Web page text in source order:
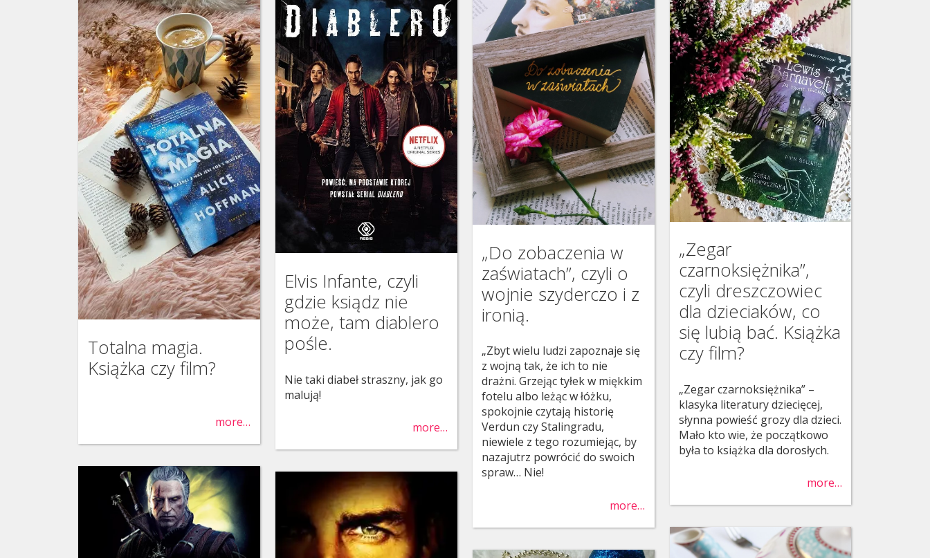
Totalna magia.
Książka czy film?
more…
Elvis Infante, czyli
gdzie ksiądz nie
może, tam diablero
pośle.
Nie taki diabeł straszny, jak go
malują!
more…
„Do zobaczenia w
zaświatach”, czyli o
wojnie szyderczo i z
ironią.
„Zbyt wielu ludzi zapoznaje się
z wojną tak, że ich to nie
drażni. Grzejąc tyłek w miękkim
fotelu albo leżąc w łóżku,
spokojnie czytają historię
Verdun czy Stalingradu,
niewiele z tego rozumiejąc, by
nazajutrz powrócić do swoich
spraw… Nie!
more…
„Zegar
czarnoksiężnika”,
czyli dreszczowiec
dla dzieciaków, co
się lubią bać. Książka
czy film?
„Zegar czarnoksiężnika” –
klasyka literatury dziecięcej,
słynna powieść grozy dla dzieci.
Mało kto wie, że początkowo
była to książka dla dorosłych.
more…